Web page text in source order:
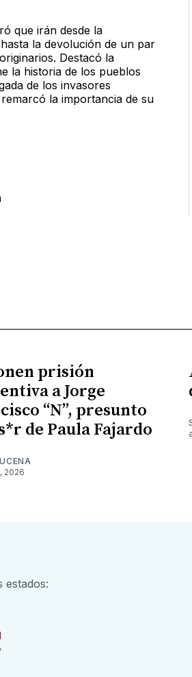
que irán desde la
la devolución de un par
Destacó la
la historia de los pueblos
de los invasores
la importancia de su
prisión
a Jorge
“N”, presunto
de Paula Fajardo
2026
estados: